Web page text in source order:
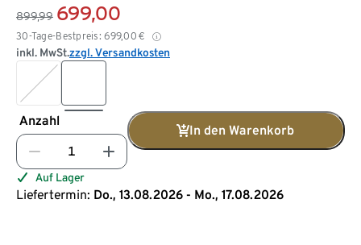
899,99 699,00
30-Tage-Bestpreis: 699,00 €
inkl. MwSt.zzgl. Versandkosten
Anzahl
In den Warenkorb
Auf Lager
Liefertermin: Do., 13.08.2026 - Mo., 17.08.2026